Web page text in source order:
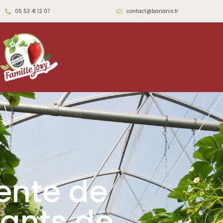
05 53 41 12 07 contact@barianis.fr
de